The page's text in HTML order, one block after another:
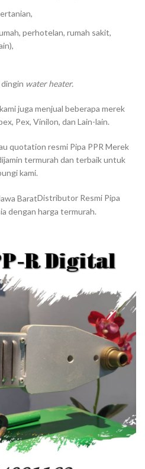
perhotelan, rumah sakit,
water heater.
juga menjual beberapa merek
Pex, Vinilon, dan Lain-lain.
quotation resmi Pipa PPR Merek
termurah dan terbaik untuk
kami.
Distributor Resmi Pipa
dengan harga termurah.